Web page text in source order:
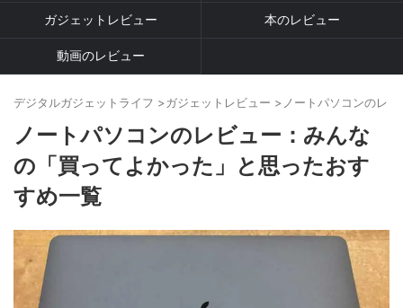
ガジェットレビュー 本のレビュー
動画のレビュー
デジタルガジェットライフ >ガジェットレビュー > ノートパソコンのレビ
ノートパソコンのレビュー：みんな
の「買ってよかった」と思ったおす
すめ一覧